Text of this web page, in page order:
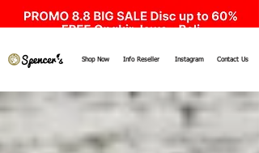
Shop Now Info Reseller Instagram Contact Us